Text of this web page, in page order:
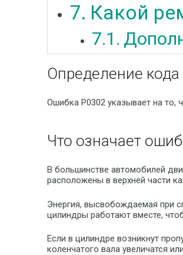
Какой
Определение
Ошибка P0302 указывает на то,
Что означает
В большинстве автомобилей
расположены в верхней части
Энергия, высвобождаемая при
цилиндры работают вместе,
Если в цилиндре возникнут
коленчатого вала увеличатся